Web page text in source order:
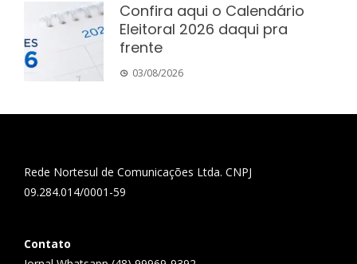
Confira aqui o Calendário
Eleitoral 2026 daqui pra
frente
03/08/2026
Rede Nortesul de Comunicações Ltda. CNPJ
09.284.014/0001-59
Contato